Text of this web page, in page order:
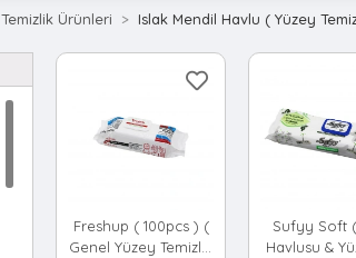
Temizlik Ürünleri Islak Mendil Havlu ( Yüzey
Freshup ( 100pcs ) (
Genel Yüzey Temizlik
Sufyy Soft
Havlusu &